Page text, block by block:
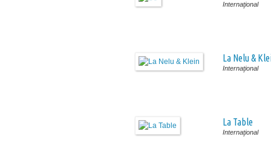
Internaţional
La Nelu &
Internaţional
La Table
Internaţional